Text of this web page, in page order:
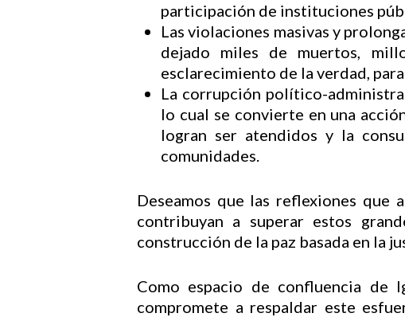
participación de instituciones
Las violaciones masivas y
dejado miles de muertos,
esclarecimiento de la verdad,
La corrupción político-
lo cual se convierte en una
logran ser atendidos y la
comunidades.
Deseamos que las reflexiones que
contribuyan a superar estos
construcción de la paz basada en la
Como espacio de confluencia de
compromete a respaldar este